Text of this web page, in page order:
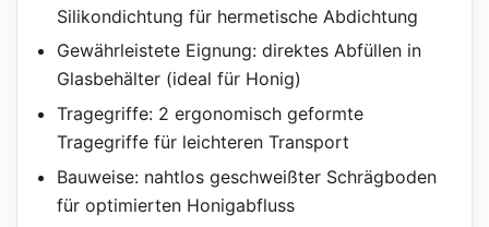
Silikondichtung für hermetische Abdichtung
Gewährleistete Eignung: direktes Abfüllen in
Glasbehälter (ideal für Honig)
Tragegriffe: 2 ergonomisch geformte
Tragegriffe für leichteren Transport
Bauweise: nahtlos geschweißter Schrägboden
für optimierten Honigabfluss